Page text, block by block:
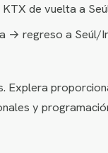
de vuelta a
→ regreso a Seúl/
Explera
y